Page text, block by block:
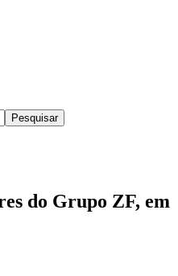
Pesquisar
do Grupo ZF, em